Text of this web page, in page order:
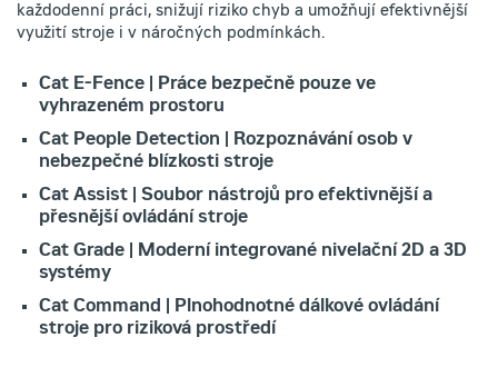
každodenní práci, snižují riziko chyb a umožňují efektivnější
využití stroje i v náročných podmínkách.
Cat E-Fence | Práce bezpečně pouze ve
vyhrazeném prostoru
Cat People Detection | Rozpoznávání osob v
nebezpečné blízkosti stroje
Cat Assist | Soubor nástrojů pro efektivnější a
přesnější ovládání stroje
Cat Grade | Moderní integrované nivelační 2D a 3D
systémy
Cat Command | Plnohodnotné dálkové ovládání
stroje pro riziková prostředí